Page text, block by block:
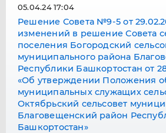
Решение Совета №9-5 от
изменений в решение Совета
поселения Богородский
муниципального района
Республики Башкортостан от
«Об утверждении Положения
муниципальных служащих
Октябрьский сельсовет
Благовещенский район
Башкортостан»
05.04.24 17:04